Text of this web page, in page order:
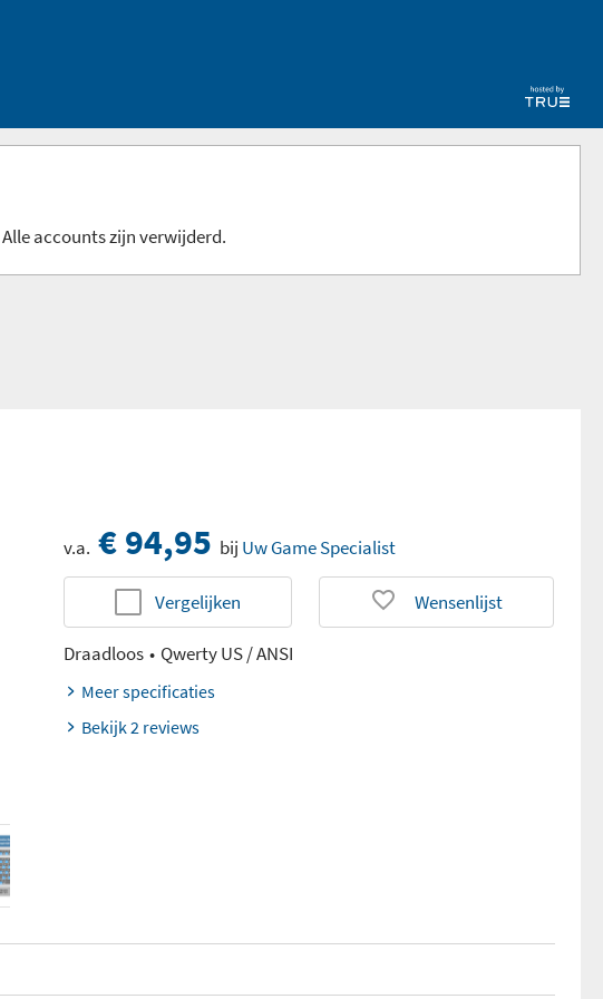
accounts zijn verwijderd.
v.a. € 94,95 bij Uw Game Specialist
Vergelijken Wensenlijst
Draadloos Qwerty US / ANSI
Meer specificaties
Bekijk 2 reviews